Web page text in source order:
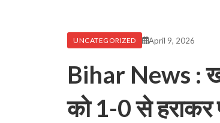
UNCATEGORIZED April 9, 2026
Bihar News :
को 1-0 से हराकर